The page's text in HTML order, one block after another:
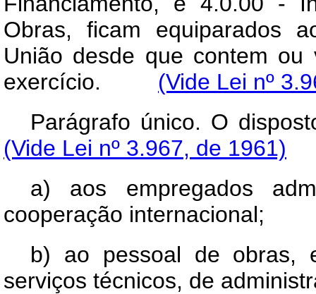
Obras, ficam equiparados
União desde que contem
exercício. (Vide Lei nº
Parágrafo único. O
(Vide Lei nº 3.967, de 1961)
a) aos empregados
cooperação internacional;
b) ao pessoal de obras,
serviços técnicos, de